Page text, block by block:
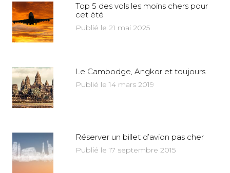
Top 5 des vols les moins chers pour
cet été
Publié le 21 mai 2025
Le Cambodge, Angkor et toujours
Publié le 14 mars 2019
Réserver un billet d’avion pas cher
Publié le 17 septembre 2015